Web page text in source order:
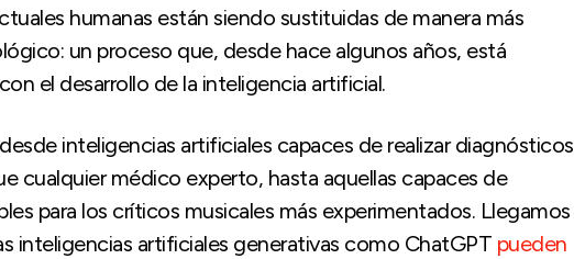
humanas están siendo sustituidas de manera más
un proceso que, desde hace algunos años, está
el desarrollo de la inteligencia artificial.
inteligencias artificiales capaces de realizar diagnósticos
cualquier médico experto, hasta aquellas capaces de
para los críticos musicales más experimentados. Llegamos
inteligencias artificiales generativas como ChatGPT pueden